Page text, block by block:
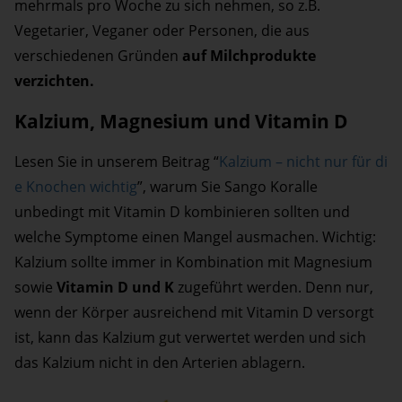
mehrmals pro Woche zu sich nehmen, so z.B.
Vegetarier, Veganer oder Personen, die aus
verschiedenen Gründen auf Milchprodukte
verzichten.
Kalzium, Magnesium und Vitamin D
Lesen Sie in unserem Beitrag “Kalzium – nicht nur für di
e Knochen wichtig”, warum Sie Sango Koralle
unbedingt mit Vitamin D kombinieren sollten und
welche Symptome einen Mangel ausmachen. Wichtig:
Kalzium sollte immer in Kombination mit Magnesium
sowie Vitamin D und K zugeführt werden. Denn nur,
wenn der Körper ausreichend mit Vitamin D versorgt
ist, kann das Kalzium gut verwertet werden und sich
das Kalzium nicht in den Arterien ablagern.